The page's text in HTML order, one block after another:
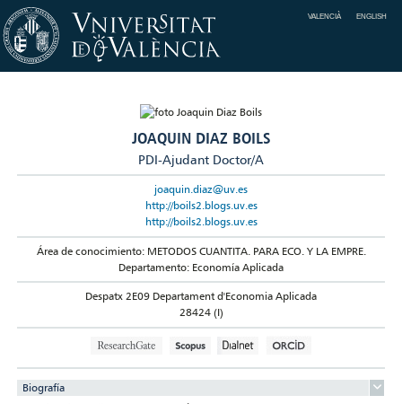
VALENCIÀ ENGLISH
JOAQUIN DIAZ BOILS
PDI-Ajudant Doctor/A
joaquin.diaz@uv.es
http://boils2.blogs.uv.es
http://boils2.blogs.uv.es
Área de conocimiento: METODOS CUANTITA. PARA ECO. Y LA EMPRE.
Departamento: Economía Aplicada
Despatx 2E09 Departament d'Economia Aplicada
28424 (I)
Biografía